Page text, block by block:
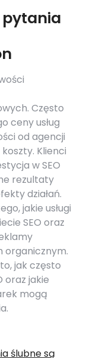
pytania
Często
ceny usług
od agencji
Klienci
w SEO
rezultaty
działań.
jakie usługi
SEO oraz
organicznym.
jak często
oraz jakie
mogą
ślubne są